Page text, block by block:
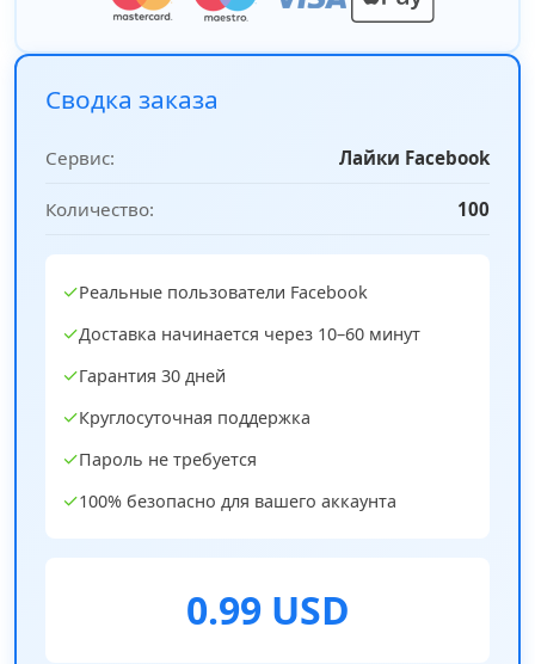
Сводка заказа
Сервис: Лайки Facebook
Количество: 100
✓Реальные пользователи Facebook
✓Доставка начинается через 10–60 минут
✓Гарантия 30 дней
✓Круглосуточная поддержка
✓Пароль не требуется
✓100% безопасно для вашего аккаунта
0.99 USD